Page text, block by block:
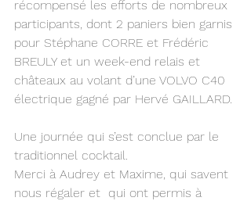
récompensé les efforts de nombreux
participants, dont 2 paniers bien garnis
pour Stéphane CORRE et Frédéric
BREULY et un week-end relais et
châteaux au volant d’une VOLVO C40
électrique gagné par Hervé GAILLARD.
Une journée qui s’est conclue par le
traditionnel cocktail.
Merci à Audrey et Maxime, qui savent
nous régaler et  qui ont permis à